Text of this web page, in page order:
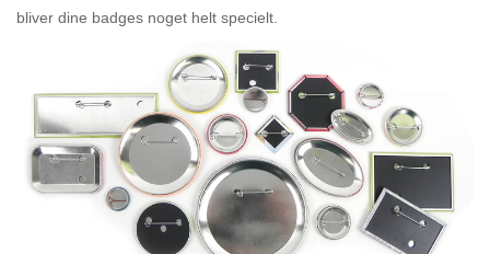
bliver dine badges noget helt specielt.